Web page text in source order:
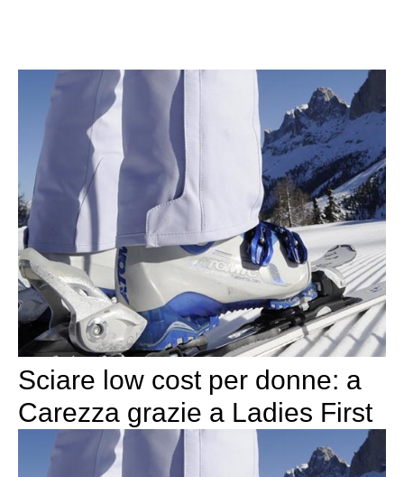
Sciare low cost per donne: a
Carezza grazie a Ladies First